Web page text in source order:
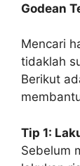
Godean
Mencari
tidaklah
Berikut
Tip 1:
Sebelum